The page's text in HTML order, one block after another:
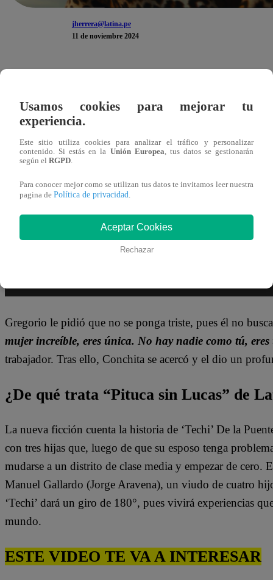
jherrera@latina.pe
11 de noviembre 2024
hubiera gustado casarme con otra persona…
Conchita Méndez entendió el sentimiento de su amigo y
mencionó lo siguiente:
ser feliz, cásate y saca la cara por nosotros tres”,
Gregorio le pidió que no se ponga triste, pues él no
mujer increíble, eres única. No hay nadie como tú,
trabajador. Tras ello, Conchita se acercó y el dio un
¿De qué trata “Pituca sin Lucas” de
La nueva ficción cuenta la historia de ‘Techi’ De la
con tres hijas que, luego de que su esposo tenga
mudarse a un distrito de clase media y empezar de cero.
Manuel Gallardo (Jorge Aravena), un viudo de cuatro
‘Techi’ dará un giro de 180°, pues vivirá experiencias
mundo.
ESTE VIDEO TE VA A INTERESAR
Usamos cookies para mejorar tu
experiencia.
Este sitio utiliza cookies para analizar el tráfico y personalizar
contenido. Si estás en la Unión Europea, tus datos se gestionarán
según el RGPD.
Para conocer mejor como se utilizan tus datos te invitamos leer nuestra
pagina de Política de privacidad.
Aceptar Cookies
Rechazar